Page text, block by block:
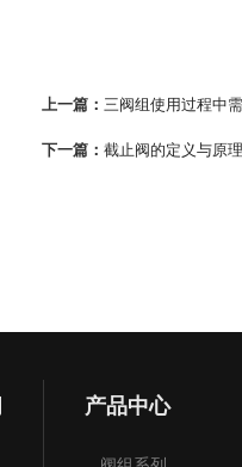
上一篇： 三阀组使用过程中
下一篇： 截止阀的定义与原理
产品中心